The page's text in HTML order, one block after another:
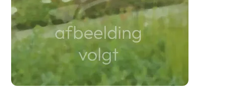
Producten
op
voorraad